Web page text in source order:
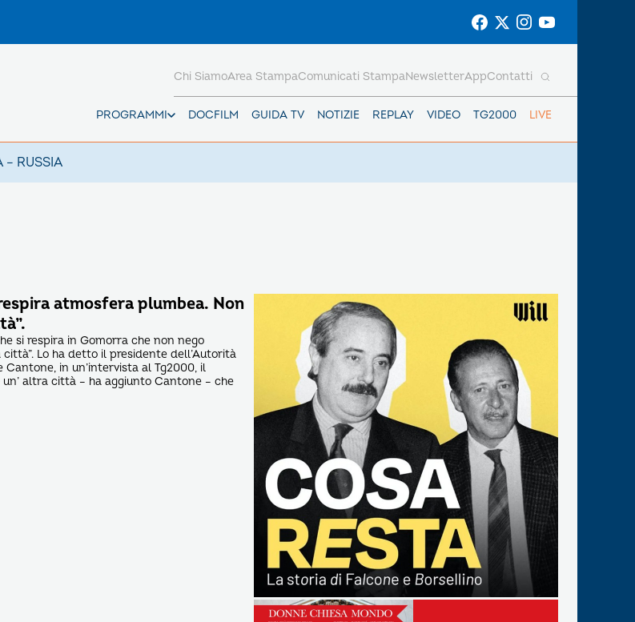
PROGRAMMI DOCFILM GUIDA TV NOTIZIE REPLAY VIDEO TG2000 LIVE
Chi SiamoArea StampaComunicati StampaNewsletterAppContatti
– RUSSIA
atmosfera plumbea. Non
si respira in Gomorra che non nego
Lo ha detto il presidente dell’Autorità
in un’intervista al Tg2000, il
un’ altra città – ha aggiunto Cantone – che